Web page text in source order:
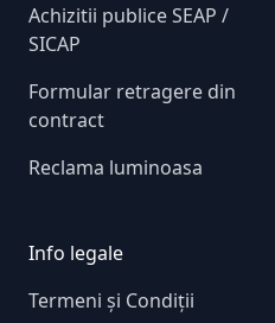
Achizitii publice SEAP /
SICAP
Formular retragere din
contract
Reclama luminoasa
Info legale
Termeni și Condiții